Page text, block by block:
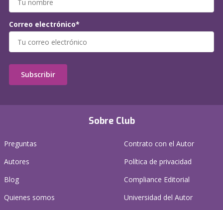
Sobre Club
Preguntas
Autores
Blog
Quienes somos
Contrato con el Autor
Política de privacidad
Compliance Editorial
Universidad del Autor
Correo electrónico*
Subscribir